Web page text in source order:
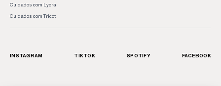
Cuidados com Lycra
Cuidados com Tricot
INSTAGRAM TIKTOK SPOTIFY FACEBOOK